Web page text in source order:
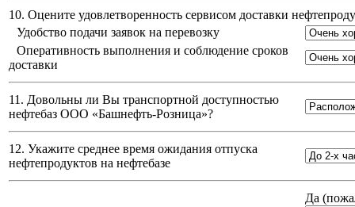
10. Оцените удовлетворенность сервисом доставки
Удобство подачи заявок на перевозку
Оперативность выполнения и соблюдение сроков
доставки
11. Довольны ли Вы транспортной доступностью
нефтебаз ООО «Башнефть-Розница»?
12. Укажите среднее время ожидания отпуска
нефтепродуктов на нефтебазе
Да (